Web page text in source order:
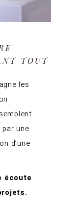
TOUT
les
une
d’une
écoute